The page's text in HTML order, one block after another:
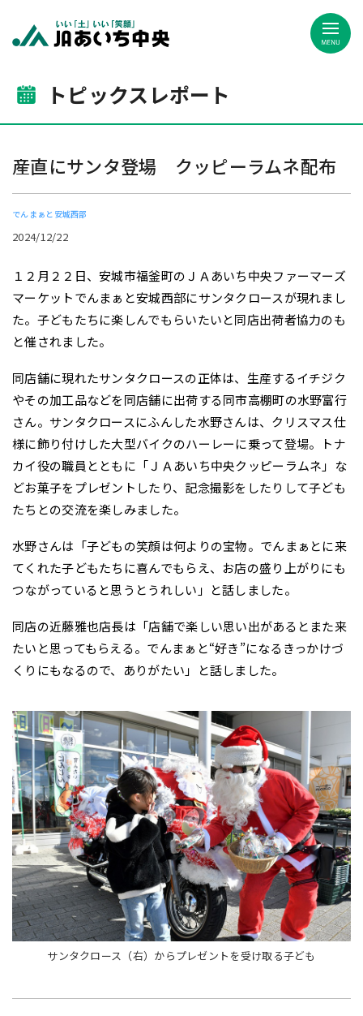
トピックスレポート
産直にサンタ登場 クッピーラムネ配布
でんまぁと安城西部
2024/12/22
サンタクロース（右）からプレゼントを受け取る子ども
１２月２２日、安城市福釜町のＪＡあいち中央ファーマーズ
マーケットでんまぁと安城西部にサンタクロースが現れまし
た。子どもたちに楽しんでもらいたいと同店出荷者協力のも
と催されました。
同店舗に現れたサンタクロースの正体は、生産するイチジク
やその加工品などを同店舗に出荷する同市高棚町の水野富行
さん。サンタクロースにふんした水野さんは、クリスマス仕
様に飾り付けした大型バイクのハーレーに乗って登場。トナ
カイ役の職員とともに「ＪＡあいち中央クッピーラムネ」な
どお菓子をプレゼントしたり、記念撮影をしたりして子ども
たちとの交流を楽しみました。
水野さんは「子どもの笑顔は何よりの宝物。でんまぁとに来
てくれた子どもたちに喜んでもらえ、お店の盛り上がりにも
つながっていると思うとうれしい」と話しました。
同店の近藤雅也店長は「店舗で楽しい思い出があるとまた来
たいと思ってもらえる。でんまぁと“好き”になるきっかけづ
くりにもなるので、ありがたい」と話しました。